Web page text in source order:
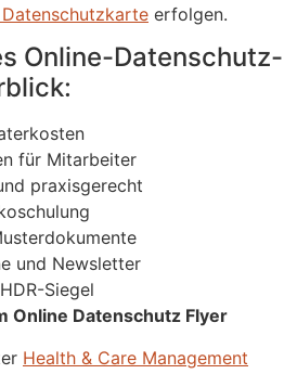
erfolgen.
Online-Datenschutz-
für Mitarbeiter
praxisgerecht
und Newsletter
Siegel
Online Datenschutz Flyer
Health & Care Management